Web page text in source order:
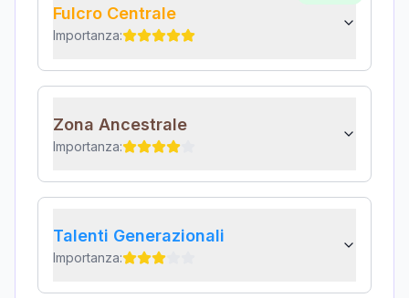
Fulcro Centrale
Importanza:
Zona Ancestrale
Importanza:
Talenti Generazionali
Importanza: